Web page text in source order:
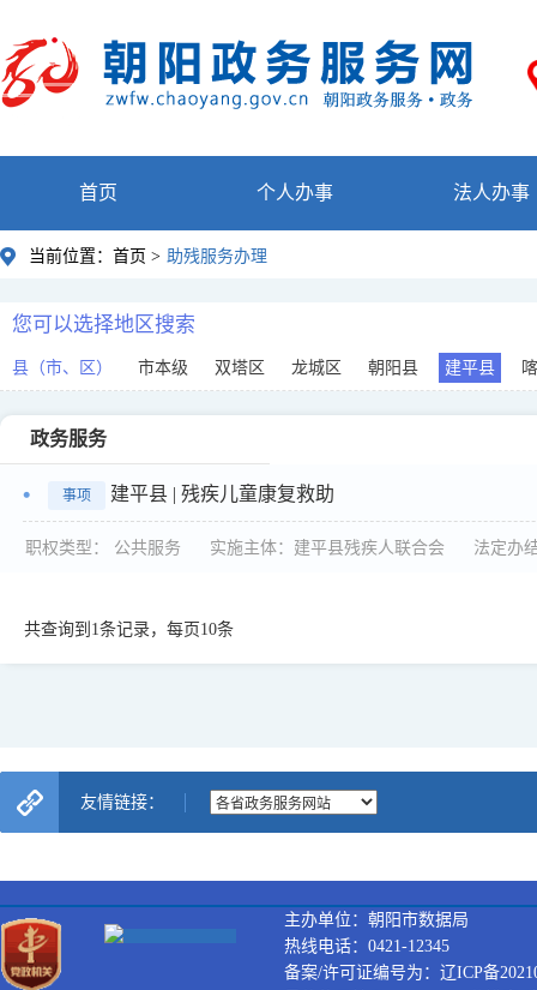
首页 个人办事 法人办事
当前位置： 首页 > 助残服务办理
您可以选择地区搜索
县（市、区） 市本级 双塔区 龙城区 朝阳县 建平县
政务服务
事项 建平县 | 残疾儿童康复救助
职权类型： 公共服务 实施主体：建平县残疾人联合会 法定办
共查询到1条记录，每页10条
友情链接：
主办单位：朝阳市数据局
热线电话：0421-12345
备案/许可证编号为：辽ICP备